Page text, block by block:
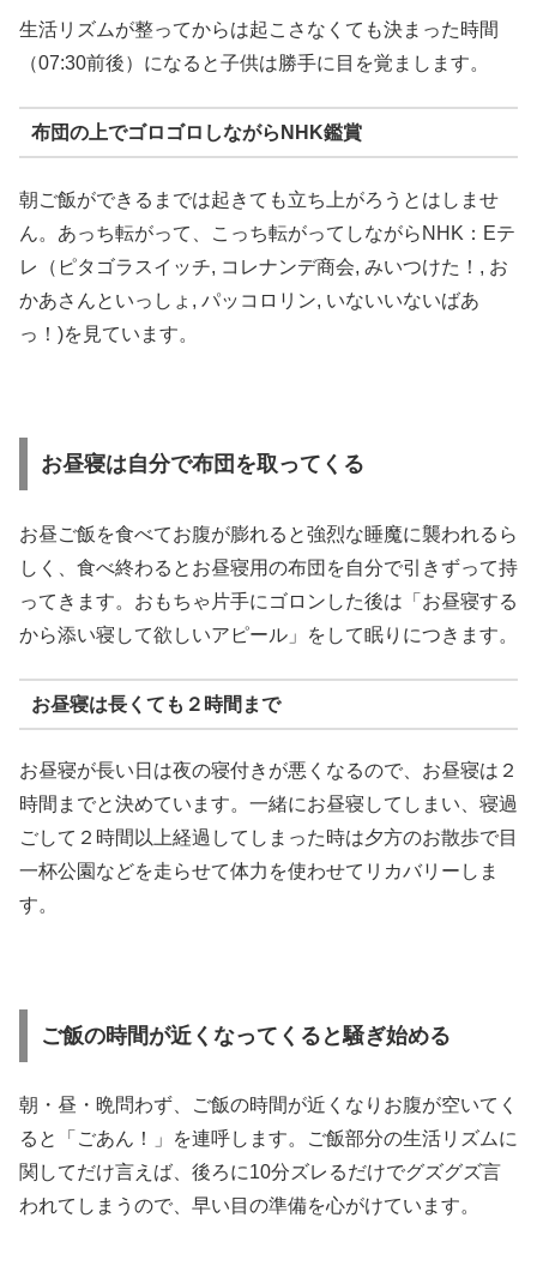
生活リズムが整ってからは起こさなくても決まった時間
（07:30前後）になると子供は勝手に目を覚まします。
布団の上でゴロゴロしながらNHK鑑賞
朝ご飯ができるまでは起きても立ち上がろうとはしませ
ん。あっち転がって、こっち転がってしながらNHK：Eテ
レ（ピタゴラスイッチ, コレナンデ商会, みいつけた！, お
かあさんといっしょ, パッコロリン, いないいないばあ
っ！)を見ています。
お昼寝は自分で布団を取ってくる
お昼ご飯を食べてお腹が膨れると強烈な睡魔に襲われるら
しく、食べ終わるとお昼寝用の布団を自分で引きずって持
ってきます。おもちゃ片手にゴロンした後は「お昼寝する
から添い寝して欲しいアピール」をして眠りにつきます。
お昼寝は長くても２時間まで
お昼寝が長い日は夜の寝付きが悪くなるので、お昼寝は２
時間までと決めています。一緒にお昼寝してしまい、寝過
ごして２時間以上経過してしまった時は夕方のお散歩で目
一杯公園などを走らせて体力を使わせてリカバリーしま
す。
ご飯の時間が近くなってくると騒ぎ始める
朝・昼・晩問わず、ご飯の時間が近くなりお腹が空いてく
ると「ごあん！」を連呼します。ご飯部分の生活リズムに
関してだけ言えば、後ろに10分ズレるだけでグズグズ言
われてしまうので、早い目の準備を心がけています。